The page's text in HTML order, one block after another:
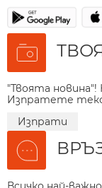
"Твоята
Изпратете
Изпрати